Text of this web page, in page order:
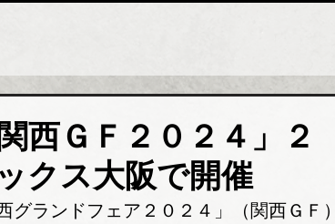
西ＧＦ２０２４」２
クス大阪で開催
グランドフェア２０２４」（関西ＧＦ